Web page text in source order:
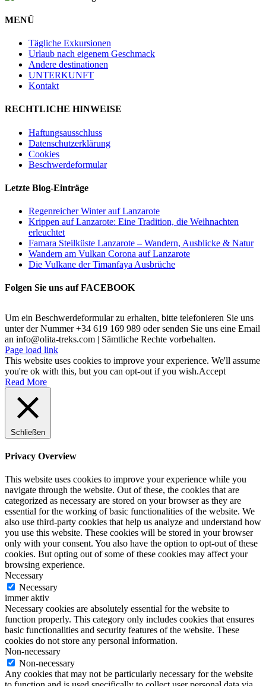
MENÜ
Tägliche Exkursionen
Urlaub nach eigenem Geschmack
Andere destinationen
UNTERKUNFT
Kontakt
RECHTLICHE HINWEISE
Haftungsausschluss
Datenschutzerklärung
Cookies
Beschwerdeformular
Letzte Blog-Einträge
Regenreicher Winter auf Lanzarote
Krippen auf Lanzarote: Eine Tradition, die Weihnachten
erleuchtet
Famara Steilküste Lanzarote – Wandern, Ausblicke & Natur
Wandern am Vulkan Corona auf Lanzarote
Die Vulkane der Timanfaya Ausbrüche
Folgen Sie uns auf FACEBOOK
Um ein Beschwerdeformular zu erhalten, bitte telefonieren Sie uns
unter der Nummer +34 619 169 989 oder senden Sie uns eine Email
an info@olita-treks.com | Sämtliche Rechte vorbehalten.
Page load link
This website uses cookies to improve your experience. We'll assume
you're ok with this, but you can opt-out if you wish.Accept
Read More
Schließen
Privacy Overview
This website uses cookies to improve your experience while you
navigate through the website. Out of these, the cookies that are
categorized as necessary are stored on your browser as they are
essential for the working of basic functionalities of the website. We
also use third-party cookies that help us analyze and understand how
you use this website. These cookies will be stored in your browser
only with your consent. You also have the option to opt-out of these
cookies. But opting out of some of these cookies may affect your
browsing experience.
Necessary
Necessary
immer aktiv
Necessary cookies are absolutely essential for the website to
function properly. This category only includes cookies that ensures
basic functionalities and security features of the website. These
cookies do not store any personal information.
Non-necessary
Non-necessary
Any cookies that may not be particularly necessary for the website